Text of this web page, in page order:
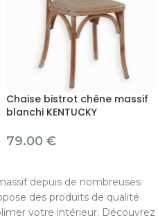
Chaise bistrot chêne massif
blanchi KENTUCKY
79.00 €
depuis de nombreuses
des produits de qualité
votre intérieur. Découvrez